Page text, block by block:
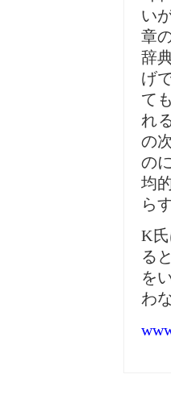
い
章
辞
げ
て
れ
の
の
均
ら
K
る
を
わ